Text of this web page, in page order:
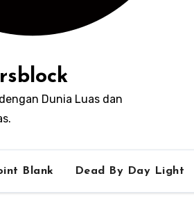
Dunia Luas dan
Blank Dead By Day Light